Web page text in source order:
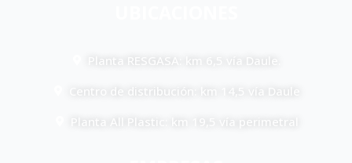
Planta RESGASA: km 6,5 vía Daule.
Centro de distribución: km 14,5 vía Daule
Planta All Plastic: km 19,5 vía perimetral